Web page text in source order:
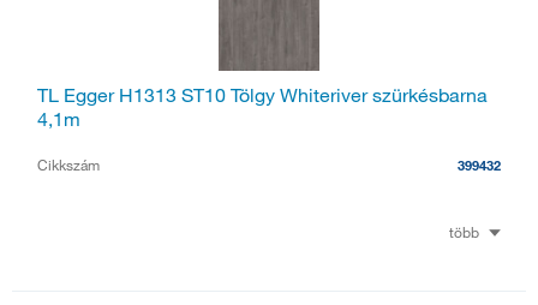
TL Egger H1313 ST10 Tölgy Whiteriver szürkésbarna
4,1m
Cikkszám 399432
több